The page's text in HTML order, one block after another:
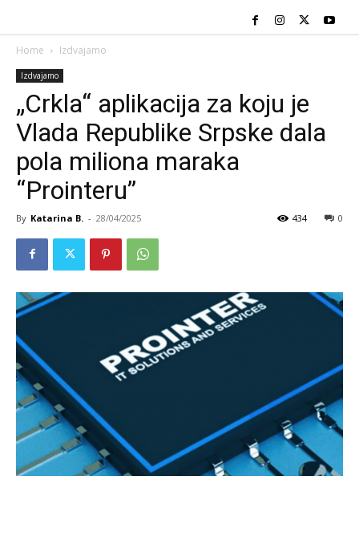
Home Izdvajamo
Izdvajamo
„Crkla“ aplikacija za koju je
Vlada Republike Srpske dala
pola miliona maraka
“Prointeru”
By Katarina B. - 28/04/2025 0
434